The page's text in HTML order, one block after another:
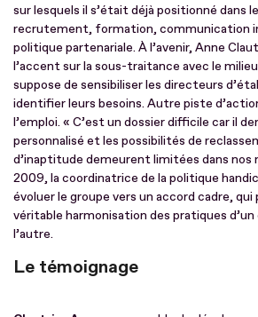
sur lesquels il s’était déjà positionné dans
recrutement, formation, communication
politique partenariale. À l’avenir, Anne
l’accent sur la sous-traitance avec le
suppose de sensibiliser les directeurs
identifier leurs besoins. Autre piste
l’emploi. « C’est un dossier difficile car il
personnalisé et les possibilités de
d’inaptitude demeurent limitées dans nos
2009, la coordinatrice de la politique
évoluer le groupe vers un accord cadre,
véritable harmonisation des pratiques
l’autre.
Le témoignage